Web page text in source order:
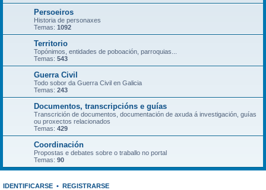
Persoeiros
Historia de personaxes
Temas: 1092
Territorio
Topónimos, entidades de poboación, parroquias...
Temas: 543
Guerra Civil
Todo sobor da Guerra Civil en Galicia
Temas: 243
Documentos, transcripcións e guías
Transcrición de documentos, documentación de axuda á investigación, guías
ou proxectos relacionados
Temas: 429
Coordinación
Propostas e debates sobre o traballo no portal
Temas: 90
IDENTIFICARSE • REGISTRARSE